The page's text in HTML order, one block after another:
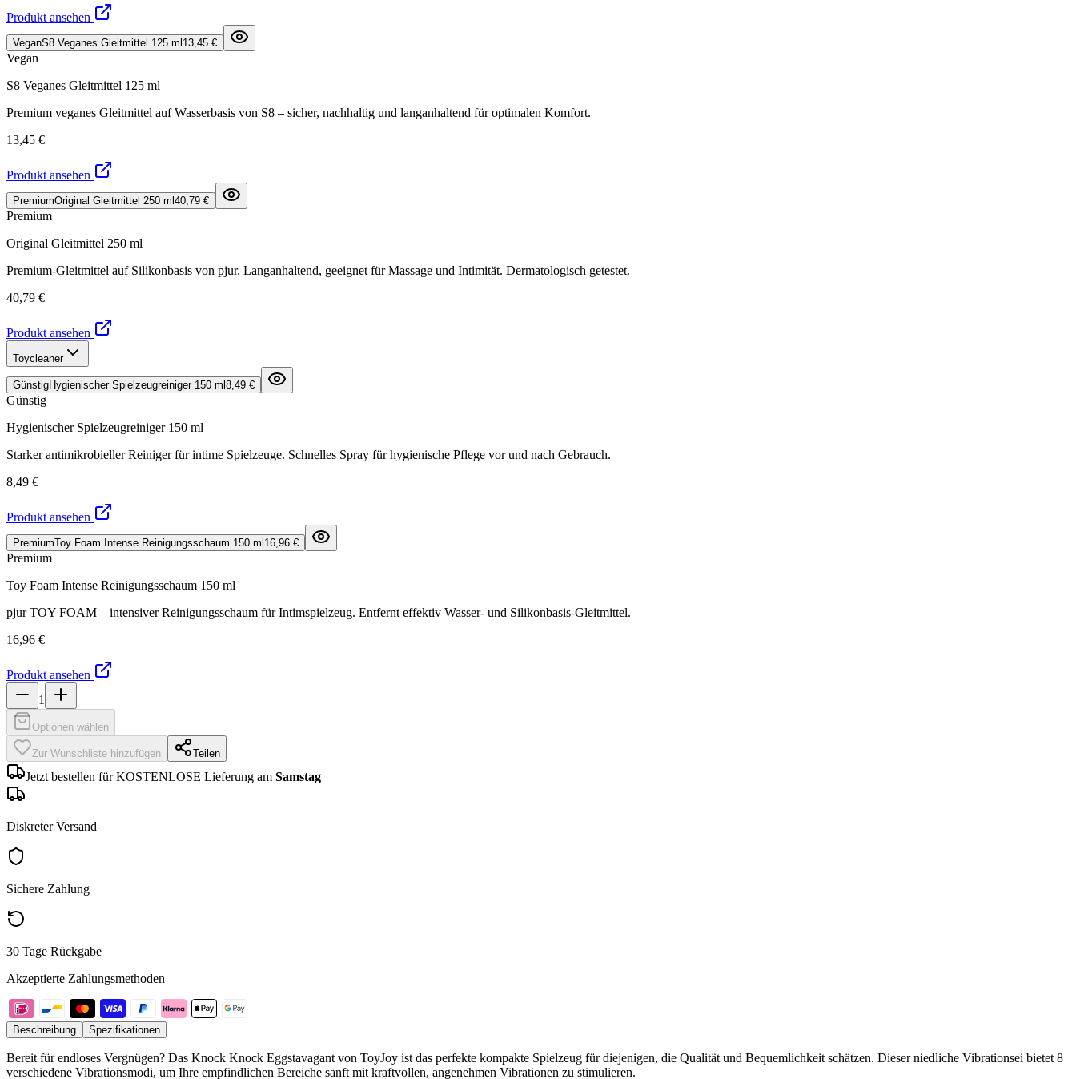
Produkt ansehen
VeganS8 Veganes Gleitmittel 125 ml 13,45 €
Vegan
S8 Veganes Gleitmittel 125 ml
Premium veganes Gleitmittel auf Wasserbasis von S8 – sicher, nachhaltig und langanhaltend für optimalen Komfort.
13,45 €
Produkt ansehen
PremiumOriginal Gleitmittel 250 ml 40,79 €
Premium
Original Gleitmittel 250 ml
Premium-Gleitmittel auf Silikonbasis von pjur. Langanhaltend, geeignet für Massage und Intimität. Dermatologisch getestet.
40,79 €
Produkt ansehen
Toycleaner
GünstigHygienischer Spielzeugreiniger 150 ml 8,49 €
Günstig
Hygienischer Spielzeugreiniger 150 ml
Starker antimikrobieller Reiniger für intime Spielzeuge. Schnelles Spray für hygienische Pflege vor und nach Gebrauch.
8,49 €
Produkt ansehen
PremiumToy Foam Intense Reinigungsschaum 150 ml 16,96 €
Premium
Toy Foam Intense Reinigungsschaum 150 ml
pjur TOY FOAM – intensiver Reinigungsschaum für Intimspielzeug. Entfernt effektiv Wasser- und Silikonbasis-Gleitmittel.
16,96 €
Produkt ansehen
1
Optionen wählen
Zur Wunschliste hinzufügen Teilen
Jetzt bestellen für KOSTENLOSE Lieferung am Samstag
Diskreter Versand
Sichere Zahlung
30 Tage Rückgabe
Akzeptierte Zahlungsmethoden
Beschreibung Spezifikationen
Bereit für endloses Vergnügen? Das Knock Knock Eggstavagant von ToyJoy ist das perfekte kompakte Spielzeug für diejenigen, die Qualität und Bequemlichkeit schätzen. Dieser niedliche Vibrationsei bietet 8
verschiedene Vibrationsmodi, um Ihre empfindlichen Bereiche sanft mit kraftvollen, angenehmen Vibrationen zu stimulieren.